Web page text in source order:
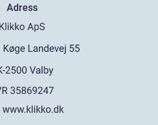
Adress
www.klikko.dk